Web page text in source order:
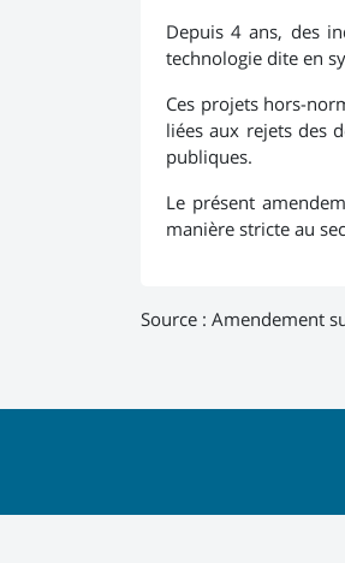
Depuis 4 ans, des
technologie dite en
Ces projets hors-
liées aux rejets des
publiques.
Le présent
manière stricte au
Source : Amendement